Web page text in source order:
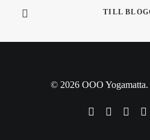
TILL
© 2026 OOO